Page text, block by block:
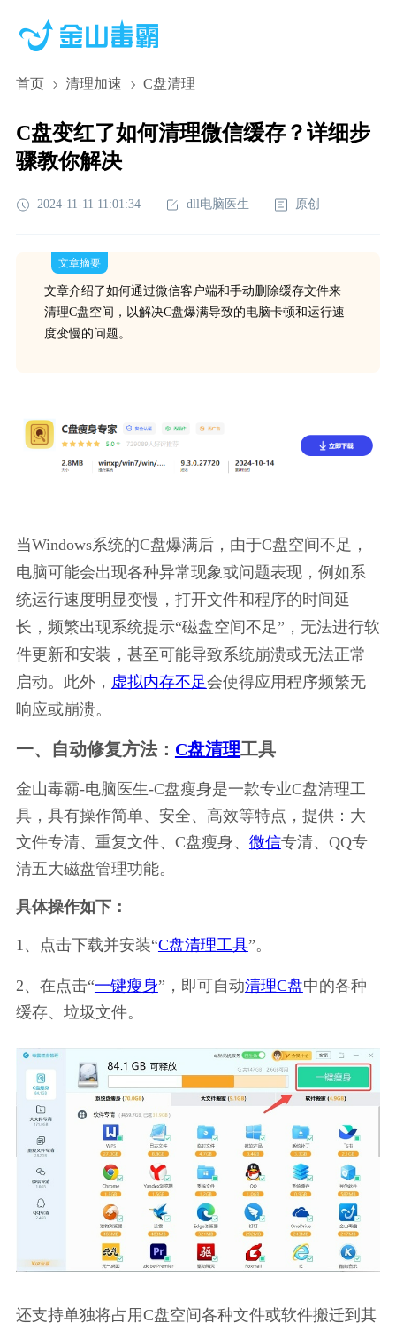
首页 清理加速 C盘清理
C盘变红了如何清理微信缓存？详细步
骤教你解决
2024-11-11 11:01:34 dll电脑医生 原创
文章摘要
文章介绍了如何通过微信客户端和手动删除缓存文件来
清理C盘空间，以解决C盘爆满导致的电脑卡顿和运行速
度变慢的问题。
当Windows系统的C盘爆满后，由于C盘空间不足，
电脑可能会出现各种异常现象或问题表现，例如系
统运行速度明显变慢，打开文件和程序的时间延
长，频繁出现系统提示“磁盘空间不足”，无法进行软
件更新和安装，甚至可能导致系统崩溃或无法正常
启动。此外， 虚拟内存不足会使得应用程序频繁无
响应或崩溃。
一、自动修复方法： C盘清理工具
金山毒霸-电脑医生-C盘瘦身是一款专业C盘清理工
具，具有操作简单、安全、高效等特点，提供：大
文件专清、重复文件、C盘瘦身、 微信专清、QQ专
清五大磁盘管理功能。
具体操作如下：
1、点击下载并安装“C盘清理工具”。
2、在点击“一键瘦身”，即可自动清理C盘中的各种
缓存、垃圾文件。
还支持单独将占用C盘空间各种文件或软件搬迁到其